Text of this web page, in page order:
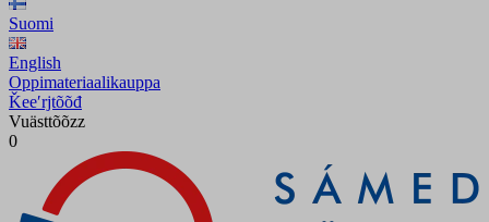
Suomi
English
Oppimateriaalikauppa
Ǩeeʹrjtõõđ
Vuästtõõzz
0